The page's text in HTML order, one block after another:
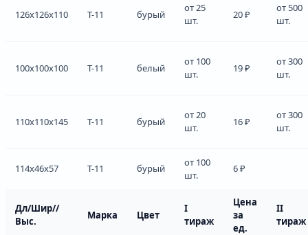
126x126x110 Т-11 бурый
от 25
шт.
20 ₽
от 500
шт.
100x100x100 Т-11 белый
от 100
шт.
19 ₽
от 300
шт.
110x110x145 Т-11 бурый
от 20
шт.
16 ₽
от 300
шт.
114x46x57 Т-11 бурый
от 100
шт.
6 ₽
Дл/Шир//
Выс.
Марка Цвет
I
тираж
Цена
за
ед.
II
тираж